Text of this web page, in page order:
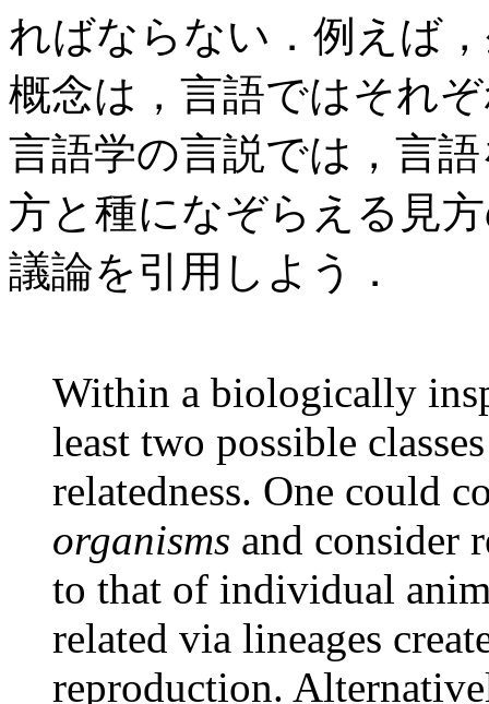
ればならない．例えば
概念は，言語ではそれ
言語学の言説では，言
方と種になぞらえる見
議論を引用しよう．
Within a biologically
least two possible
relatedness. One could
organisms and consider
to that of individual
related via lineages
reproduction.